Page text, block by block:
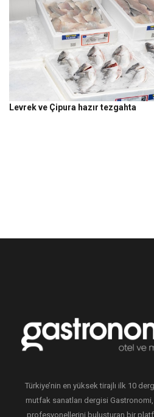
Levrek ve Çipura hazır tezgahta
Türkiye’nin en yüksek tirajlı ilk 10
mutfak sanatları dergisi
profesyonellerini buluşturan bir